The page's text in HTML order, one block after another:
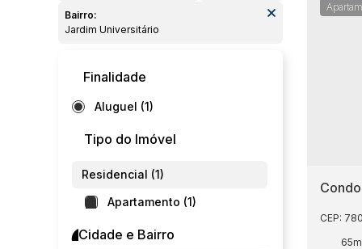
Bairro:
Jardim Universitário
Finalidade
Aluguel (1)
Tipo do Imóvel
Residencial (1)
Apartamento (1)
Cidade e Bairro
CEP: